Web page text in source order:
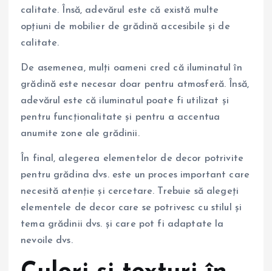
calitate. Însă, adevărul este că există multe
opțiuni de mobilier de grădină accesibile și de
calitate.
De asemenea, mulți oameni cred că iluminatul în
grădină este necesar doar pentru atmosferă. Însă,
adevărul este că iluminatul poate fi utilizat și
pentru funcționalitate și pentru a accentua
anumite zone ale grădinii.
În final, alegerea elementelor de decor potrivite
pentru grădina dvs. este un proces important care
necesită atenție și cercetare. Trebuie să alegeți
elementele de decor care se potrivesc cu stilul și
tema grădinii dvs. și care pot fi adaptate la
nevoile dvs.